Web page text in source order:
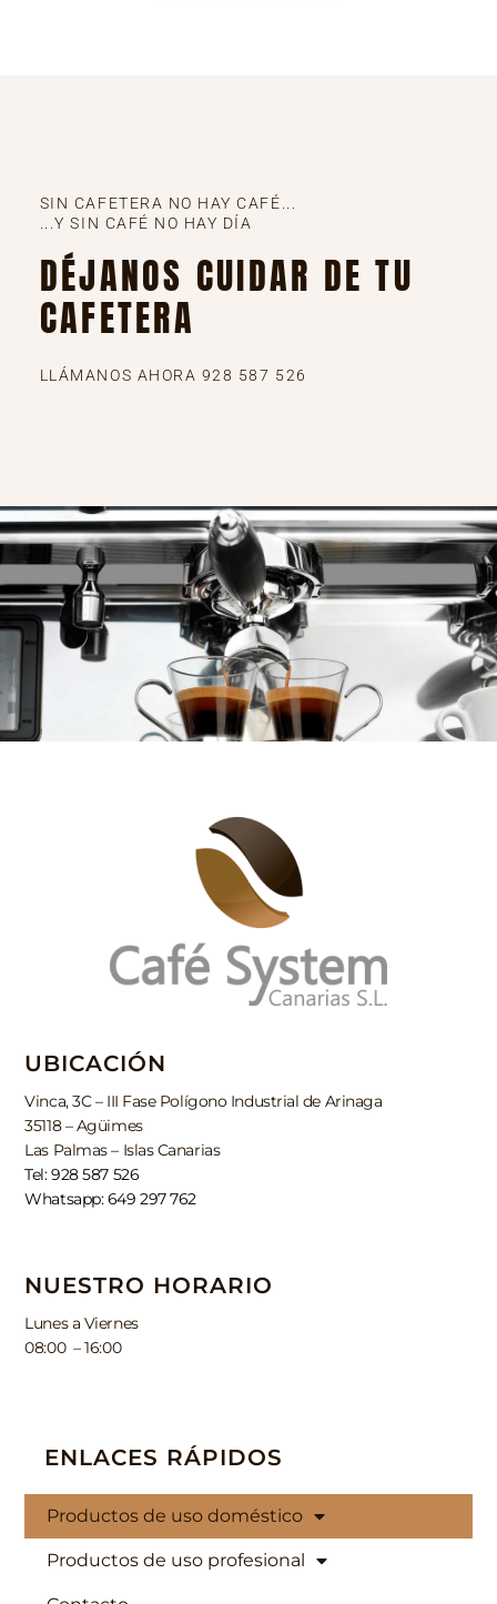
SIN CAFETERA NO HAY CAFÉ...
...Y SIN CAFÉ NO HAY DÍA
DÉJANOS CUIDAR DE TU
CAFETERA
LLÁMANOS AHORA 928 587 526
UBICACIÓN
Vinca, 3C – III Fase Polígono Industrial de Arinaga
35118 – Agüimes
Las Palmas – Islas Canarias
Tel: 928 587 526
Whatsapp: 649 297 762
NUESTRO HORARIO
Lunes a Viernes
08:00 – 16:00
ENLACES RÁPIDOS
Productos de uso doméstico
Productos de uso profesional